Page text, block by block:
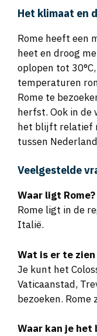
Het klimaat en
Rome heeft een
heet en droog
oplopen tot
temperaturen
Rome te
herfst. Ook in de
het blijft relatief
tussen
Veelgestelde
Waar ligt Rome?
Rome ligt in de
Italië.
Wat is er te zien
Je kunt het
Vaticaanstad,
bezoeken. Rome
Waar kan je het